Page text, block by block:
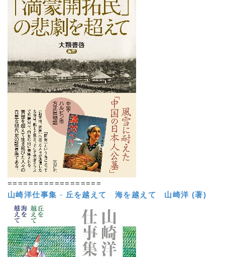
==================
山崎洋仕事集 - 丘を越えて 海を越えて 山崎洋 (著)